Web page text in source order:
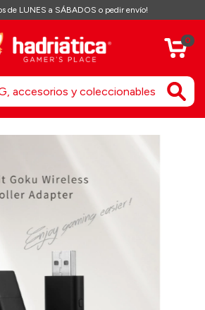
de LUNES a SÁBADOS o pedir envío!
0